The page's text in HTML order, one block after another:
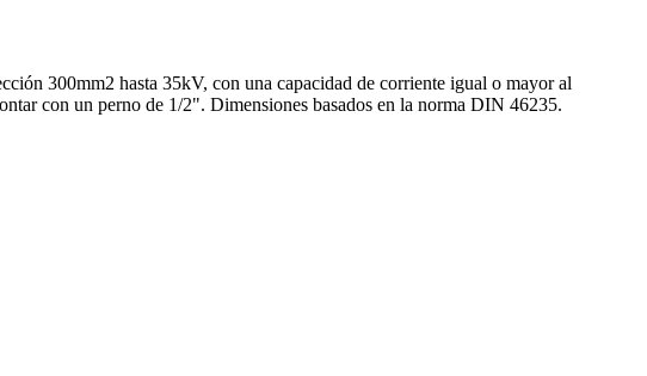
300mm2 hasta 35kV, con una capacidad de corriente igual o mayor al
con un perno de 1/2". Dimensiones basados en la norma DIN 46235.